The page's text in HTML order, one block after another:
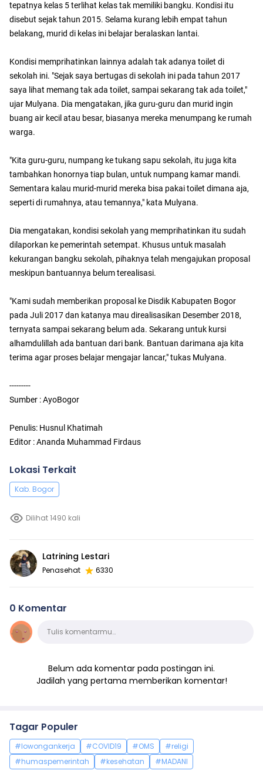
tepatnya kelas 5 terlihat kelas tak memiliki bangku. Kondisi itu
disebut sejak tahun 2015. Selama kurang lebih empat tahun
belakang, murid di kelas ini belajar beralaskan lantai.
Kondisi memprihatinkan lainnya adalah tak adanya toilet di
sekolah ini. "Sejak saya bertugas di sekolah ini pada tahun 2017
saya lihat memang tak ada toilet, sampai sekarang tak ada toilet,"
ujar Mulyana. Dia mengatakan, jika guru-guru dan murid ingin
buang air kecil atau besar, biasanya mereka menumpang ke rumah
warga.
"Kita guru-guru, numpang ke tukang sapu sekolah, itu juga kita
tambahkan honornya tiap bulan, untuk numpang kamar mandi.
Sementara kalau murid-murid mereka bisa pakai toilet dimana aja,
seperti di rumahnya, atau temannya," kata Mulyana.
Dia mengatakan, kondisi sekolah yang memprihatinkan itu sudah
dilaporkan ke pemerintah setempat. Khusus untuk masalah
kekurangan bangku sekolah, pihaknya telah mengajukan proposal
meskipun bantuannya belum terealisasi.
"Kami sudah memberikan proposal ke Disdik Kabupaten Bogor
pada Juli 2017 dan katanya mau direalisasikan Desember 2018,
ternyata sampai sekarang belum ada. Sekarang untuk kursi
alhamdulillah ada bantuan dari bank. Bantuan darimana aja kita
terima agar proses belajar mengajar lancar," tukas Mulyana.
---------
Sumber : AyoBogor
Penulis: Husnul Khatimah
Editor : Ananda Muhammad Firdaus
Lokasi Terkait
Kab. Bogor
Dilihat 1490 kali
Latrining Lestari
Penasehat 6330
0 Komentar
KomentarTulis komentarmu…
Belum ada komentar pada postingan ini.
Jadilah yang pertama memberikan komentar!
Tagar Populer
#lowongankerja #COVID19 #OMS
#religi
#humaspemerintah
#kesehatan #MADANI